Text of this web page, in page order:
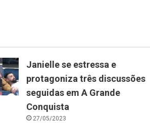
Janielle se estressa e
protagoniza três discussões
seguidas em A Grande
Conquista
27/05/2023